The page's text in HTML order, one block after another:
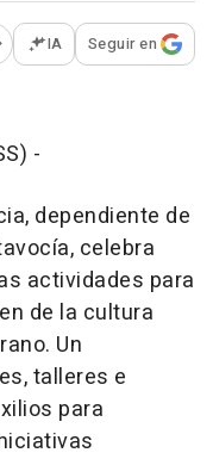
opciones para
IA Seguir en
-
dependiente de
celebra
actividades para
de la cultura
Un
talleres e
para